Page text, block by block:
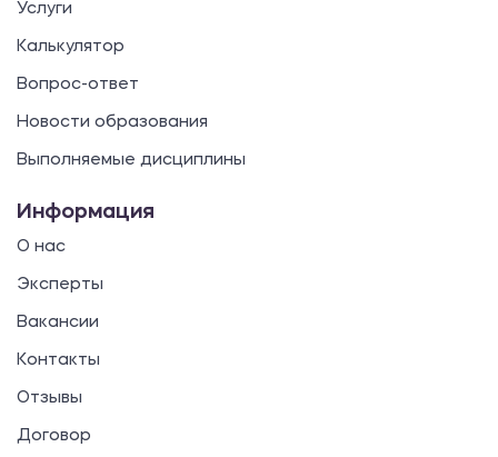
Услуги
Калькулятор
Вопрос-ответ
Новости образования
Выполняемые дисциплины
Информация
О нас
Эксперты
Вакансии
Контакты
Отзывы
Договор